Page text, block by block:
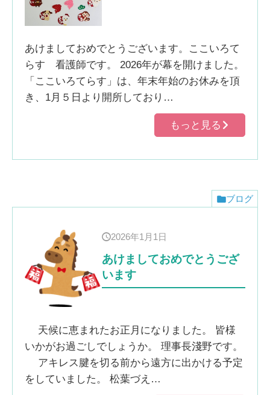
あけましておめでとうございます。ここいろて
らす 看護師です。 2026年が幕を開けました。
「ここいろてらす」は、年末年始のお休みを頂
き、1月５日より開所しており…
もっと見る
ブログ
2026年1月1日
あけましておめでとうござ
います
天候に恵まれたお正月になりました。 皆様
いかがお過ごしでしょうか。 理事長淺野です。
アキレス腱を切る前から遠方に出かける予定
をしていました。 松葉づえ…